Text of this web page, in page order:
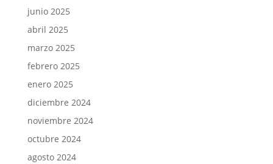
junio 2025
abril 2025
marzo 2025
febrero 2025
enero 2025
diciembre 2024
noviembre 2024
octubre 2024
agosto 2024